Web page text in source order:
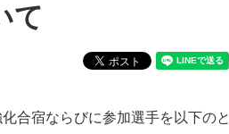
て
合宿ならびに参加選手を以下のと